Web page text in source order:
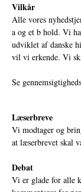
Vilkår
Alle vores
a og et b hold. Vi
udviklet af danske
vil vi erkende. Vi
Se
Læserbreve
Vi modtager og
at læserbrevet skal
Debat
Vi er glade for alle